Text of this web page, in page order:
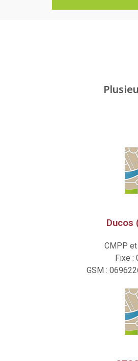
Ducos
CMPP
Fixe :
GSM :